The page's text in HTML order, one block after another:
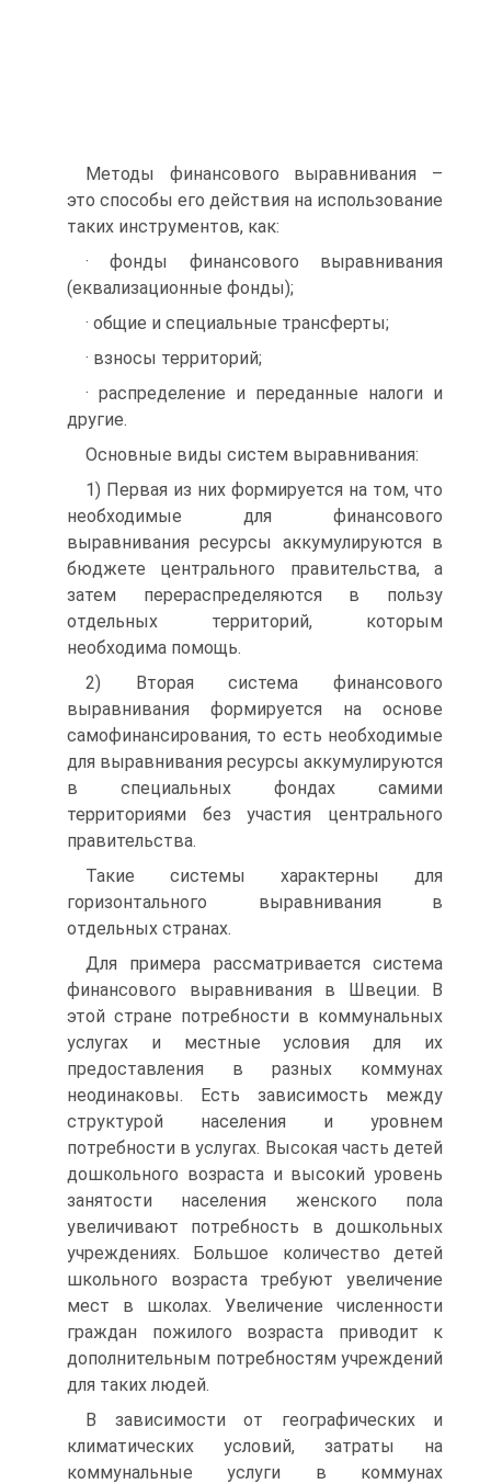
Методы финансового выравнивания –
это способы его действия на использование
таких инструментов, как:
· фонды финансового выравнивания
(еквализационные фонды);
· общие и специальные трансферты;
· взносы территорий;
· распределение и переданные налоги и
другие.
Основные виды систем выравнивания:
1) Первая из них формируется на том, что
необходимые для финансового
выравнивания ресурсы аккумулируются в
бюджете центрального правительства, а
затем перераспределяются в пользу
отдельных территорий, которым
необходима помощь.
2) Вторая система финансового
выравнивания формируется на основе
самофинансирования, то есть необходимые
для выравнивания ресурсы аккумулируются
в специальных фондах самими
территориями без участия центрального
правительства.
Такие системы характерны для
горизонтального выравнивания в
отдельных странах.
Для примера рассматривается система
финансового выравнивания в Швеции. В
этой стране потребности в коммунальных
услугах и местные условия для их
предоставления в разных коммунах
неодинаковы. Есть зависимость между
структурой населения и уровнем
потребности в услугах. Высокая часть детей
дошкольного возраста и высокий уровень
занятости населения женского пола
увеличивают потребность в дошкольных
учреждениях. Большое количество детей
школьного возраста требуют увеличение
мест в школах. Увеличение численности
граждан пожилого возраста приводит к
дополнительным потребностям учреждений
для таких людей.
В зависимости от географических и
климатических условий, затраты на
коммунальные услуги в коммунах